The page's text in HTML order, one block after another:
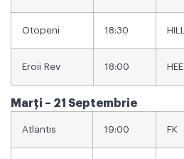
Otopeni 18:30 HILL
Eroii Rev 18:00 HEE
Marți – 21 Septembrie
Atlantis 19:00 FK